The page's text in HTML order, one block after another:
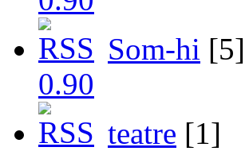
Som-hi [5]
teatre [1]